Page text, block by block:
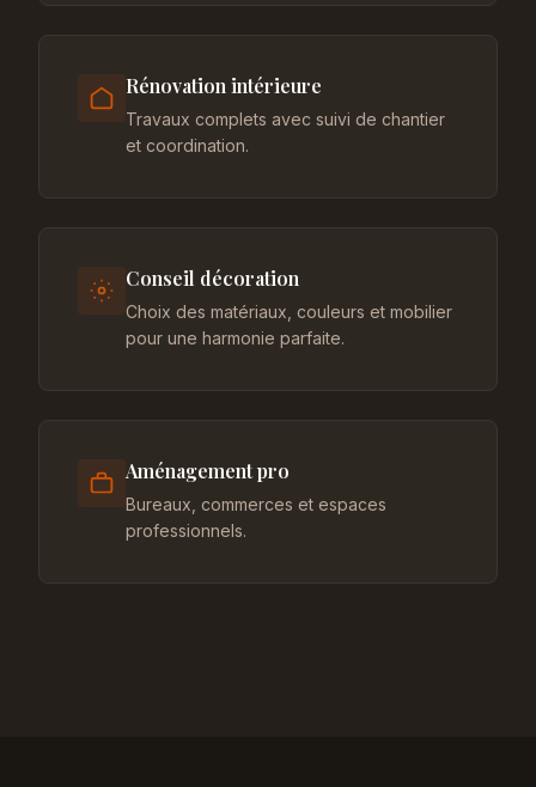
Rénovation intérieure
Travaux complets avec suivi de chantier
et coordination.
Conseil décoration
Choix des matériaux, couleurs et mobilier
pour une harmonie parfaite.
Aménagement pro
Bureaux, commerces et espaces
professionnels.